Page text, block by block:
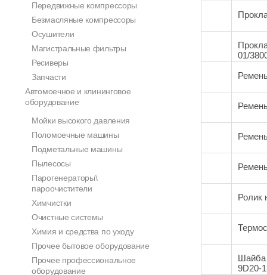
01/
Ролик
Шайба
9D20-
Передвижные компрессоры
Безмасляные компрессоры
Осушители
Магистральные фильтры
Ресиверы
Запчасти
Автомоечное и клининговое
оборудование
Мойки высокого давления
Поломоечные машины
Подметальные машины
Пылесосы
Парогенераторы\
пароочистители
Химчистки
Очистные системы
Химия и средства по уходу
Прочее бытовое оборудование
Прочее профессиональное
оборудование